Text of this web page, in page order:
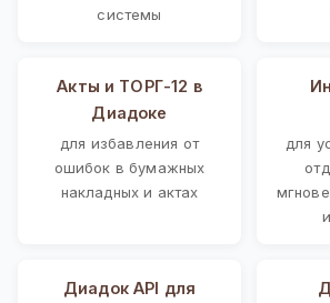
системы
Акты и ТОРГ-12 в
Диадоке
для избавления от
ошибок в бумажных
накладных и актах
для
Диадок API для